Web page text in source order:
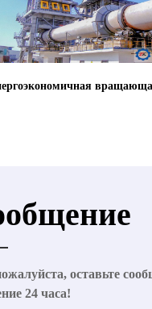
оставьте
24 часа!